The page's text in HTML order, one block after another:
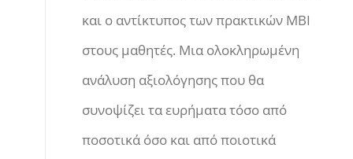
και ο αντίκτυπος των πρακτικών MBI
στους μαθητές. Μια ολοκληρωμένη
ανάλυση αξιολόγησης που θα
συνοψίζει τα ευρήματα τόσο από
ποσοτικά όσο και από ποιοτικά